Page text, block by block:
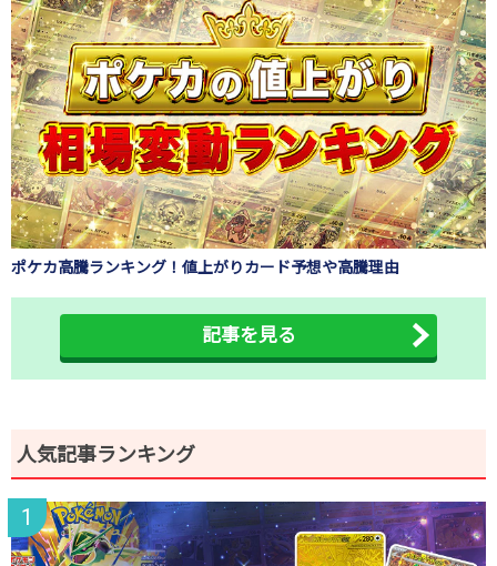
ポケカ高騰ランキング！値上がりカード予想や高騰理由
記事を見る
人気記事ランキング